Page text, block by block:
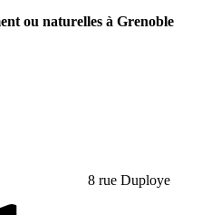
ou naturelles à Grenoble
8 rue Duploye